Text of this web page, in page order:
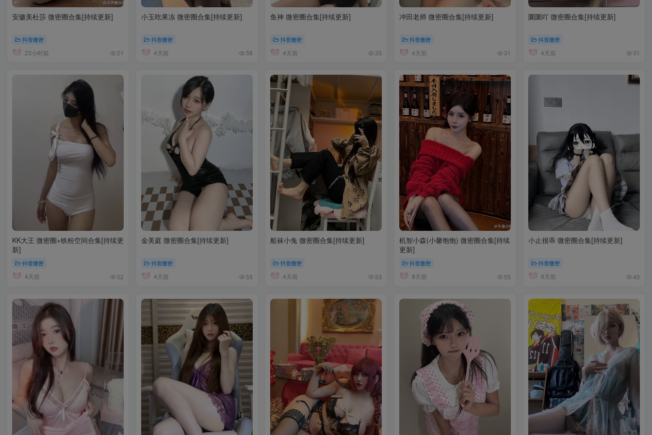
安徽美杜莎 微密圈合集[持续更新]
抖音微密
23小时前 21
小玉吃果冻 微密圈合集[持续更新]
抖音微密
4天前 56
鱼神 微密圈合集[持续更新]
抖音微密
4天前 33
冲田老师 微密圈合集[持续更新]
抖音微密
4天前 31
圜圜吖 微密圈合集[持续更新]
抖音微密
4天前 31
KK大王 微密圈+铁粉空间合集[持续更
新]
抖音微密
4天前 52
金美庭 微密圈合集[持续更新]
抖音微密
4天前 55
船袜小兔 微密圈合集[持续更新]
抖音微密
4天前 53
机智小森(小馨饱饱) 微密圈合集[持续
更新]
抖音微密
8天前 55
小止很乖 微密圈合集[持续更新]
抖音微密
8天前 40